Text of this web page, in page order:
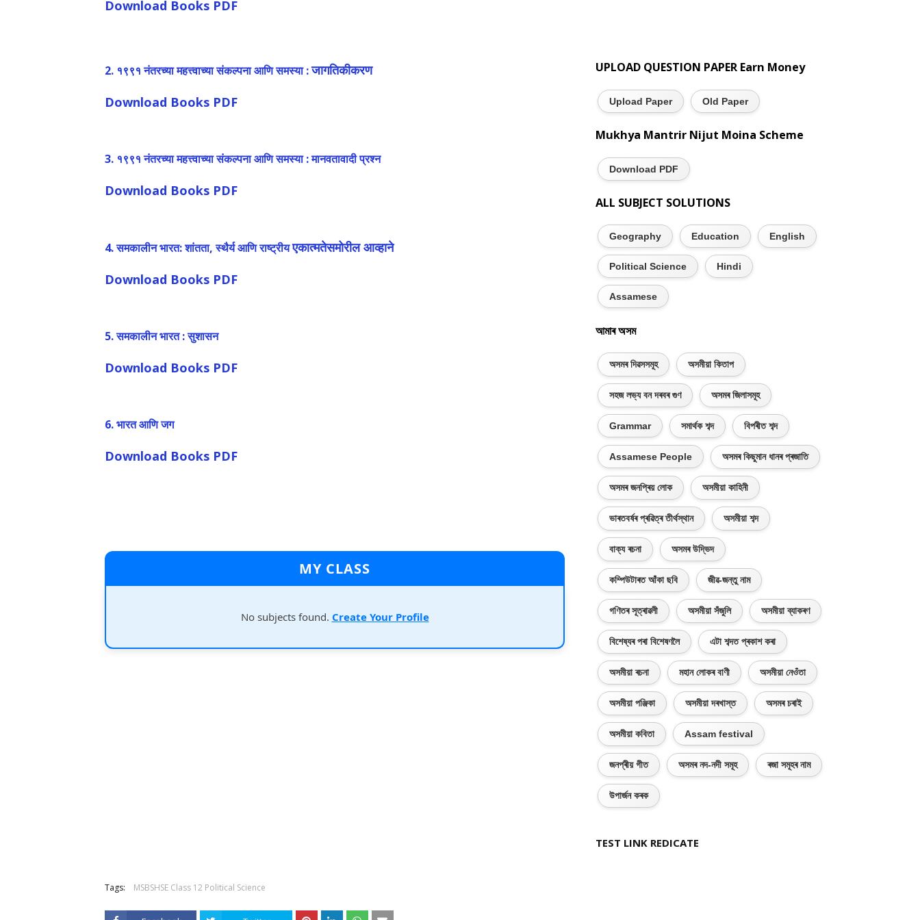
Download Books PDF
2. १९९१ नंतरच्या महत्त्वाच्या संकल्पना आणि समस्या :जागतिकीकरण
Download Books PDF
3. १९९१ नंतरच्या महत्त्वाच्या संकल्पना आणि समस्या : मानवतावादी प्रश्न
Download Books PDF
4. समकालीन भारत: शांतता, स्थैर्य आणि राष्ट्रीयएकात्मतेसमोरील आव्हाने
Download Books PDF
5. समकालीन भारत : सुशासन
Download Books PDF
6. भारत आणि जग
Download Books PDF
MY CLASS
No subjects found. Create Your Profile
Tags: MSBSHSE Class 12 Political Science
UPLOAD QUESTION PAPER Earn Money
Upload Paper Old Paper
Mukhya Mantrir Nijut Moina Scheme
Download PDF
ALL SUBJECT SOLUTIONS
Geography Education English
Political Science Hindi
Assamese
আমাৰ অসম
অসমৰ দিৱসসমূহ অসমীয়া কিতাপ
সহজ লভ্য বন দৰবৰ গুণ অসমৰ জিলাসমূহ
Grammar সমাৰ্থক শব্দ বিপৰীত শব্দ
Assamese People অসমৰ কিছুমান ধানৰ প্ৰজাতি
অসমৰ জনপ্ৰিয় লোক অসমীয়া কাহিনী
ভাৰতবৰ্ষৰ প্ৰৱিত্ৰ তীৰ্থস্থান অসমীয়া শব্দ
বাক্য ৰচনা অসমৰ উদ্ভিদ
কম্পিউটাৰত আঁকা ছবি জীৱ-জন্তু নাম
গণিতৰ সূত্ৰাৱলী অসমীয়া সঁজুলি অসমীয়া ব্যাকৰণ
বিশেষ্যৰ পৰা বিশেষণলৈ এটা শব্দত প্ৰকাশ কৰা
অসমীয়া ৰচনা মহান লোকৰ বাণী অসমীয়া নেওঁতা
অসমীয়া পঞ্জিকা অসমীয়া দৰখাস্ত অসমৰ চৰাই
অসমীয়া কবিতা Assam festival
জনপ্ৰীয় গীত অসমৰ নদ-নদী সমূহ ৰজা সমূহৰ নাম
উপাৰ্জন কৰক
TEST LINK REDICATE